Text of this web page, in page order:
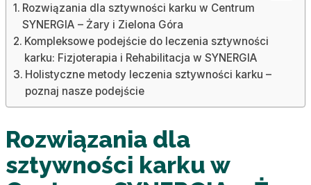
Rozwiązania dla sztywności karku w Centrum
SYNERGIA – Żary i Zielona Góra
Kompleksowe podejście do leczenia sztywności
karku: Fizjoterapia i Rehabilitacja w SYNERGIA
Holistyczne metody leczenia sztywności karku –
poznaj nasze podejście
Rozwiązania dla
sztywności karku w